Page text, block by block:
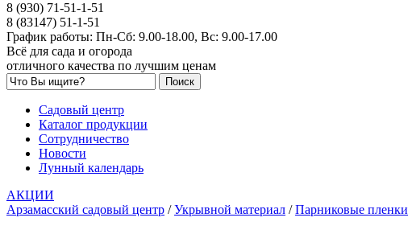
8 (930) 71-51-1-51
8 (83147) 51-1-51
График работы: Пн-Сб: 9.00-18.00, Вс: 9.00-17.00
Всё для сада и огорода
отличного качества по лучшим ценам
Садовый центр
Каталог продукции
Сотрудничество
Новости
Лунный календарь
АКЦИИ
Арзамасский садовый центр /Укрывной материал /Парниковые пленки